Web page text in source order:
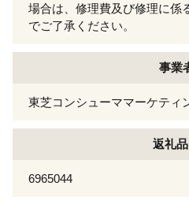
場合は、修理費及び修理に係
でご了承ください。
事業
東芝コンシューママーケティ
返礼
6965044